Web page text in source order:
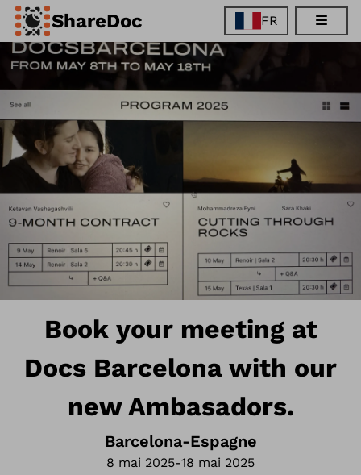
ShareDoc
FR
EN
Book your meeting at
Docs Barcelona with our
new Ambasadors.
Barcelona-Espagne
8 mai 2025-18 mai 2025